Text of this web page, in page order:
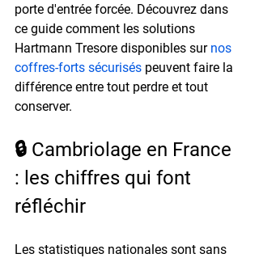
porte d'entrée forcée. Découvrez dans
ce guide comment les solutions
Hartmann Tresore disponibles sur nos
coffres-forts sécurisés peuvent faire la
différence entre tout perdre et tout
conserver.
🔒 Cambriolage en France
: les chiffres qui font
réfléchir
Les statistiques nationales sont sans